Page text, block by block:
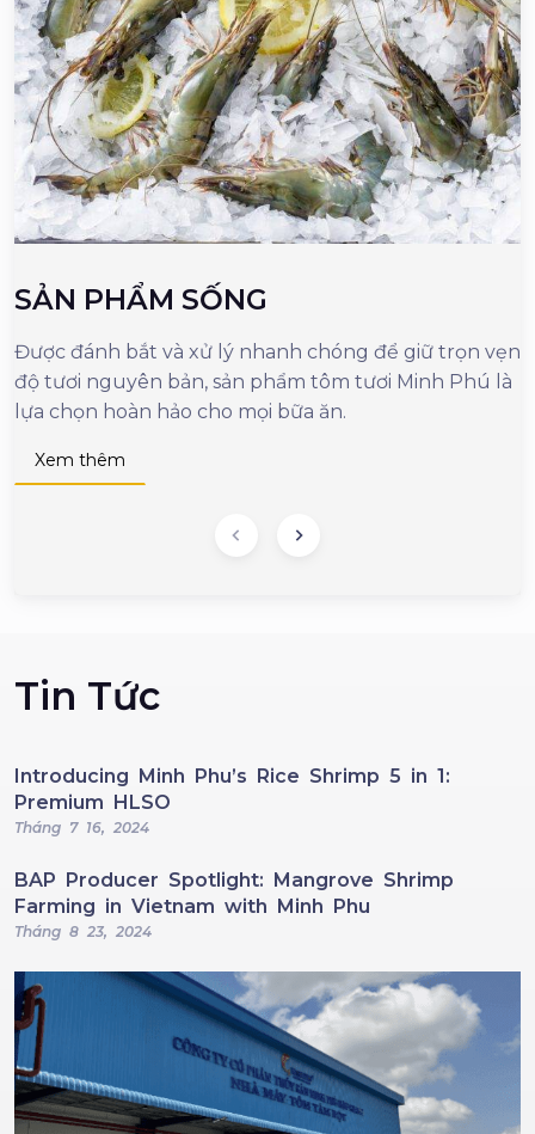
SẢN PHẨM SỐNG
Được đánh bắt và xử lý nhanh chóng để giữ trọn vẹn
độ tươi nguyên bản, sản phẩm tôm tươi Minh Phú là
lựa chọn hoàn hảo cho mọi bữa ăn.
Xem thêm
Tin Tức
Introducing Minh Phu’s Rice Shrimp 5 in 1:
Premium HLSO
Tháng 7 16, 2024
BAP Producer Spotlight: Mangrove Shrimp
Farming in Vietnam with Minh Phu
Tháng 8 23, 2024